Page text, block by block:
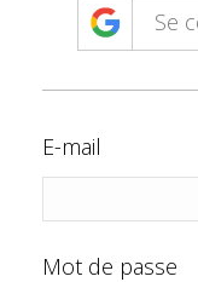
Se
E-mail
Mot de passe